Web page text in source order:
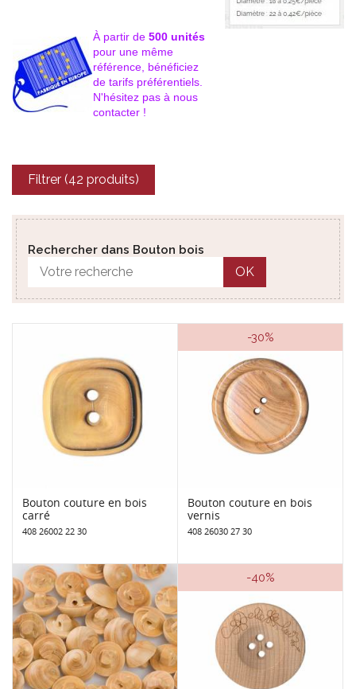
À partir de 500 unités
pour une même
référence, bénéficiez
de tarifs préférentiels.
N'hésitez pas à nous
contacter !
Filtrer (42 produits)
Rechercher dans Bouton bois
OK
Bouton couture en bois
carré
408 26002 22 30
-30%
Bouton couture en bois
vernis
408 26030 27 30
-40%